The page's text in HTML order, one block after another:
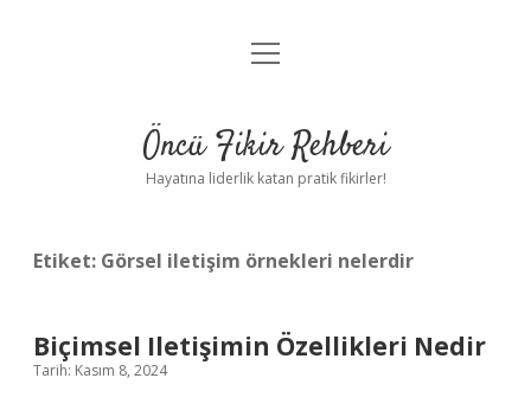
Anasayfa
Yasal Uyarı
menüyü
Öncü Fikir Rehberi
Hayatına liderlik katan pratik fikirler!
Etiket: Görsel iletişim örnekleri nelerdir
Biçimsel Iletişimin Özellikleri Nedir
Tarih: Kasım 8, 2024